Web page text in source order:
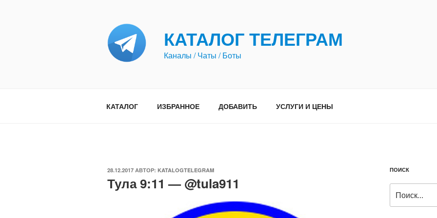
КАТАЛОГ ТЕЛЕГРАМ
Каналы / Чаты / Боты
КАТАЛОГ ИЗБРАННОЕ ДОБАВИТЬ УСЛУГИ И ЦЕНЫ
ОПУБЛИКОВАНО
28.12.2017 АВТОР: KATALOGTELEGRAM
Тула 9:11 — @tula911
ПОИСК